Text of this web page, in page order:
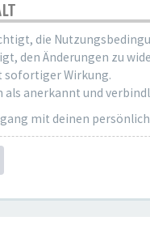
die
den Änderungen zu
Wirkung.
als anerkannt und
mit deinen